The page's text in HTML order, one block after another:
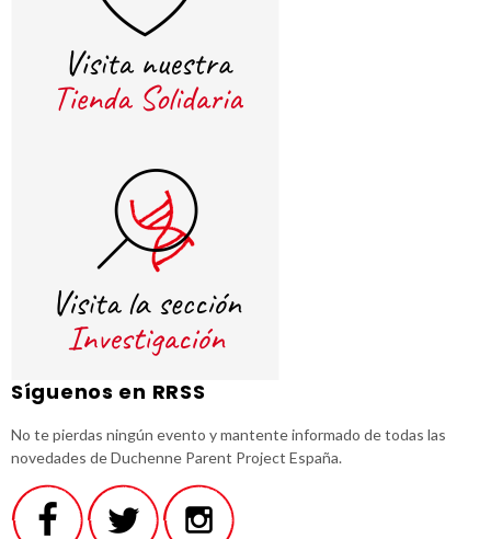
Síguenos en RRSS
No te pierdas ningún evento y mantente informado de todas las
novedades de Duchenne Parent Project España.